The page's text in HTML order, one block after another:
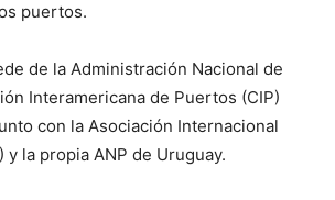
puertos.
de la Administración Nacional de
Interamericana de Puertos (CIP)
con la Asociación Internacional
la propia ANP de Uruguay.